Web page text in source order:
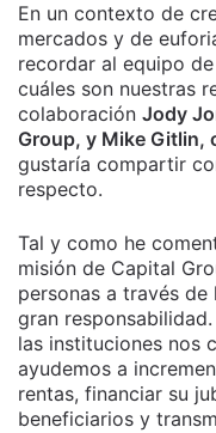
En un contexto de
mercados y de
recordar al equipo
cuáles son nuestras
colaboración Jody
Group, y Mike Gitlin,
gustaría compartir
respecto.
Tal y como he
misión de Capital
personas a través
gran
las instituciones nos
ayudemos a
rentas, financiar su
beneficiarios y